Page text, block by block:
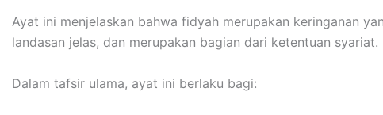
Ayat ini menjelaskan bahwa fidyah merupakan keringanan
landasan jelas, dan merupakan bagian dari ketentuan syariat.
Dalam tafsir ulama, ayat ini berlaku bagi: